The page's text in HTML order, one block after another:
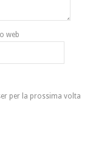
web
per la prossima volta